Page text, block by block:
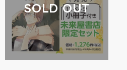
SOLD OUT